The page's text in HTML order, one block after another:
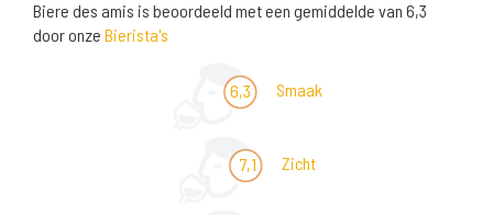
Biere des amis is beoordeeld met een gemiddelde van 6,3
door onze Bierista's
6,3 Smaak
7,1 Zicht